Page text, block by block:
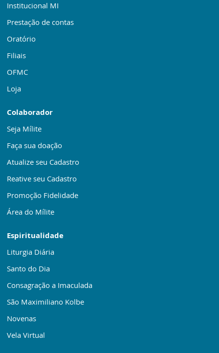
Institucional MI
Prestação de contas
Oratório
Filiais
OFMC
Loja
Colaborador
Seja Mílite
Faça sua doação
Atualize seu Cadastro
Reative seu Cadastro
Promoção Fidelidade
Área do Mílite
Espiritualidade
Liturgia Diária
Santo do Dia
Consagração a Imaculada
São Maximiliano Kolbe
Novenas
Vela Virtual